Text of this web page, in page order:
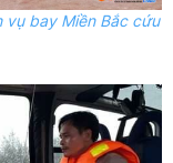
bay Miền Bắc cứu